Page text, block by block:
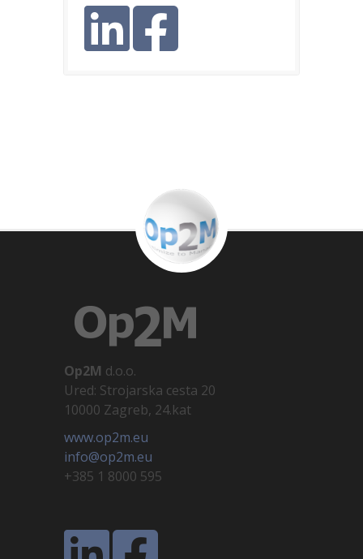
Op2M d.o.o.
Ured: Strojarska cesta 20
10000 Zagreb, 24.kat
www.op2m.eu
info@op2m.eu
+385 1 8000 595